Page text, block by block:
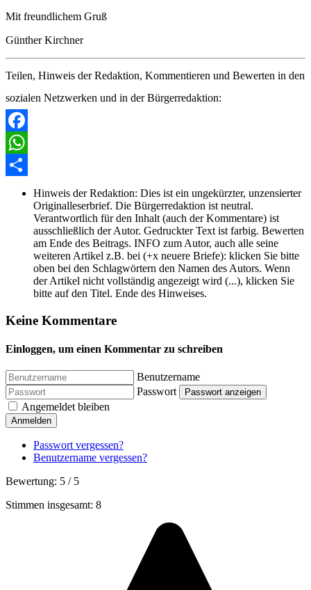
Mit freundlichem Gruß
Günther Kirchner
Teilen, Hinweis der Redaktion, Kommentieren und Bewerten in den
sozialen Netzwerken und in der Bürgerredaktion:
Facebook
WhatsApp
Hinweis der Redaktion: Dies ist ein ungekürzter, unzensierter
Originalleserbrief. Die Bürgerredaktion ist neutral.
Verantwortlich für den Inhalt (auch der Kommentare) ist
ausschließlich der Autor. Gedruckter Text ist farbig. Bewerten
am Ende des Beitrags. INFO zum Autor, auch alle seine
weiteren Artikel z.B. bei (+x neuere Briefe): klicken Sie bitte
oben bei den Schlagwörtern den Namen des Autors. Wenn
der Artikel nicht vollständig angezeigt wird (...), klicken Sie
bitte auf den Titel. Ende des Hinweises.
Keine Kommentare
Einloggen, um einen Kommentar zu schreiben
Benutzername
Passwort
Passwort anzeigen
Angemeldet bleiben
Anmelden
Passwort vergessen?
Benutzername vergessen?
Bewertung: 5 / 5
Stimmen insgesamt: 8